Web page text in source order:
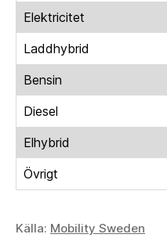
Elektricitet
Laddhybrid
Bensin
Diesel
Elhybrid
Övrigt
Källa: Mobility Sweden